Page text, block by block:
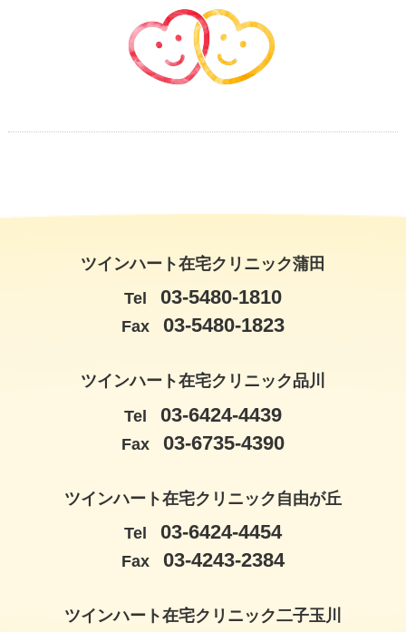
ツインハート在宅クリニック蒲田
Tel
03-5480-1810
Fax 03-5480-1823
ツインハート在宅クリニック品川
Tel
03-6424-4439
Fax 03-6735-4390
ツインハート在宅クリニック自由が丘
Tel
03-6424-4454
Fax 03-4243-2384
ツインハート在宅クリニック二子玉川